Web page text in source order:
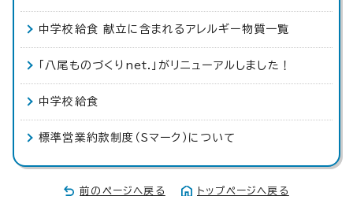
中学校給食 献立に含まれるアレルギー物質一覧
「八尾ものづくりnet.」がリニューアルしました！
中学校給食
標準営業約款制度（Sマーク）について
前のページへ戻る トップページへ戻る